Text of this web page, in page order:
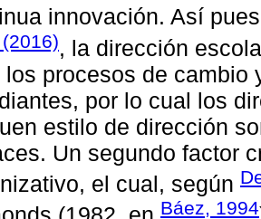
innovación. Así
, la dirección
los procesos de cambio
por lo cual los
estilo de dirección
Un segundo factor
el cual, según
Báez, 1994